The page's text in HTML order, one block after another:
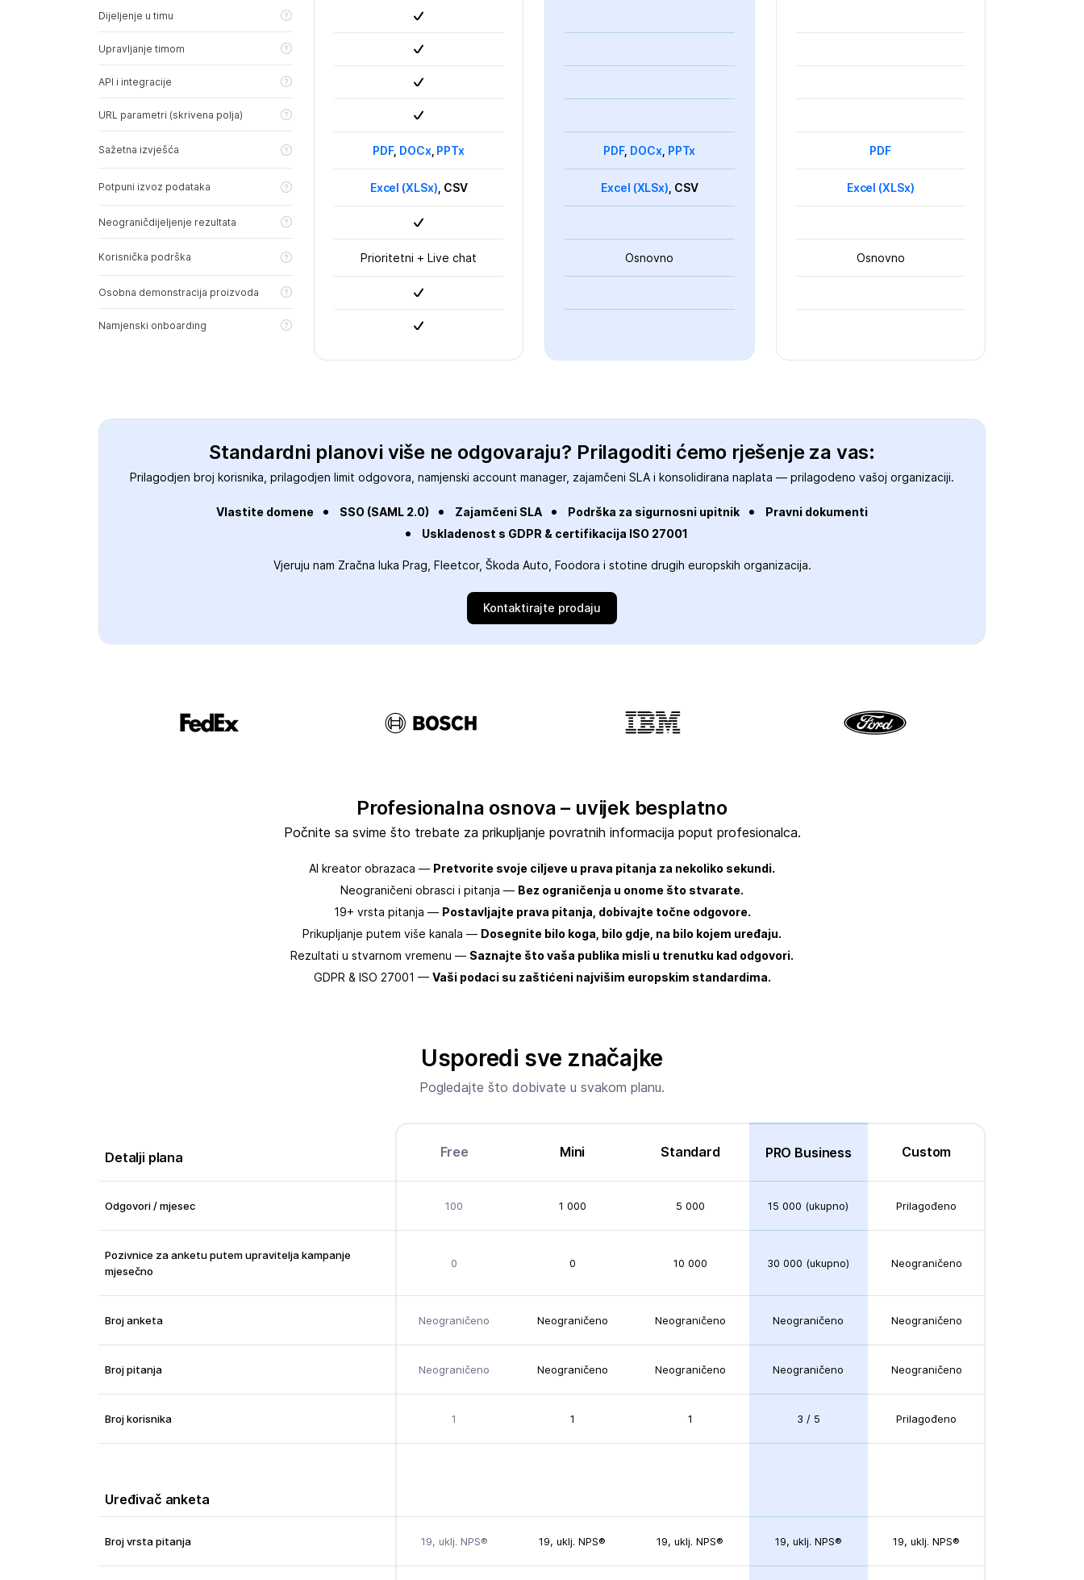
Dijeljenje u timu
Upravljanje timom
API i integracije
URL parametri (skrivena polja)
Sažetna izvješća
Potpuni izvoz podataka
Neograničdijeljenje rezultata
Korisnička podrška
Osobna demonstracija proizvoda
Namjenski onboarding
PDF, DOCx, PPTx
Excel (XLSx) , CSV
Osnovno
PDF
Excel (XLSx)
Osnovno
PDF, DOCx, PPTx
Excel (XLSx) , CSV
Prioritetni + Live chat
Standardni planovi više ne odgovaraju? Prilagoditi ćemo rješenje za vas:
Prilagodjen broj korisnika, prilagodjen limit odgovora, namjenski account manager, zajamčeni SLA i konsolidirana naplata — prilagodeno vašoj organizaciji.
Vlastite domene SSO (SAML 2.0) Zajamčeni SLA Podrška za sigurnosni upitnik
Pravni dokumenti
Uskladenost s GDPR & certifikacija ISO 27001
Vjeruju nam Zračna luka Prag, Fleetcor, Škoda Auto, Foodora i stotine drugih europskih organizacija.
Kontaktirajte prodaju
Profesionalna osnova – uvijek besplatno
Počnite sa svime što trebate za prikupljanje povratnih informacija poput profesionalca.
AI kreator obrazaca — Pretvorite svoje ciljeve u prava pitanja za nekoliko sekundi.
Neograničeni obrasci i pitanja — Bez ograničenja u onome što stvarate.
19+ vrsta pitanja — Postavljajte prava pitanja, dobivajte točne odgovore.
Prikupljanje putem više kanala — Dosegnite bilo koga, bilo gdje, na bilo kojem uređaju.
Rezultati u stvarnom vremenu — Saznajte što vaša publika misli u trenutku kad odgovori.
GDPR & ISO 27001 — Vaši podaci su zaštićeni najvišim europskim standardima.
Usporedi sve značajke
Pogledajte što dobivate u svakom planu.
Detalji plana Free Mini Standard PRO Business Custom
Odgovori / mjesec 100 1 000 5 000 15 000 (ukupno) Prilagođeno
Pozivnice za anketu putem upravitelja kampanje
mjesečno
0 0 10 000 30 000 (ukupno) Neograničeno
Broj anketa Neograničeno Neograničeno Neograničeno Neograničeno Neograničeno
Broj pitanja Neograničeno Neograničeno Neograničeno Neograničeno Neograničeno
Broj korisnika 1 1 1 3 / 5 Prilagođeno
Uređivač anketa
Broj vrsta pitanja 19, uklj. NPS® 19, uklj. NPS® 19, uklj. NPS® 19, uklj. NPS® 19, uklj. NPS®